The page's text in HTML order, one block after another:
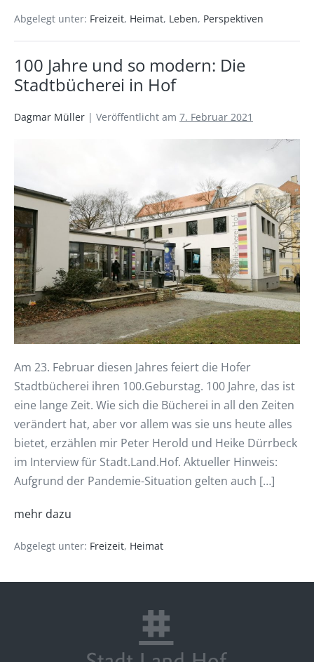
Abgelegt unter: Freizeit, Heimat, Leben, Perspektiven
100 Jahre und so modern: Die
Stadtbücherei in Hof
Dagmar Müller | Veröffentlicht am 7. Februar 2021
Am 23. Februar diesen Jahres feiert die Hofer
Stadtbücherei ihren 100.Geburstag. 100 Jahre, das ist
eine lange Zeit. Wie sich die Bücherei in all den Zeiten
verändert hat, aber vor allem was sie uns heute alles
bietet, erzählen mir Peter Herold und Heike Dürrbeck
im Interview für Stadt.Land.Hof. Aktueller Hinweis:
Aufgrund der Pandemie-Situation gelten auch […]
mehr dazu
Abgelegt unter: Freizeit, Heimat